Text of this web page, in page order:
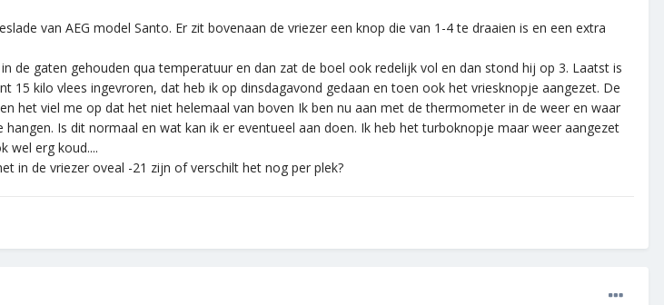
van AEG model Santo. Er zit bovenaan de vriezer een knop die van 1-4 te draaien is en een extra
de gaten gehouden qua temperatuur en dan zat de boel ook redelijk vol en dan stond hij op 3. Laatst is
kilo vlees ingevroren, dat heb ik op dinsdagavond gedaan en toen ook het vriesknopje aangezet. De
het viel me op dat het niet helemaal van boven Ik ben nu aan met de thermometer in de weer en waar
Is dit normaal en wat kan ik er eventueel aan doen. Ik heb het turboknopje maar weer aangezet
wel erg koud....
in de vriezer oveal -21 zijn of verschilt het nog per plek?